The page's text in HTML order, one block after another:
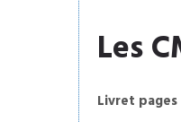
Les
Livret